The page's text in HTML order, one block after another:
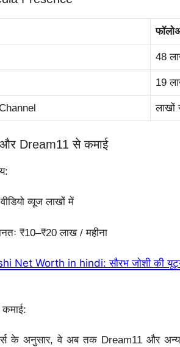
48
19
लाखों
Dream11 से कमाई
व्यूज लाखों में
₹10–₹20 लाख / महीना
Net Worth in hindi: सौरभ जोशी की
के अनुसार, वे अब तक Dream11 और